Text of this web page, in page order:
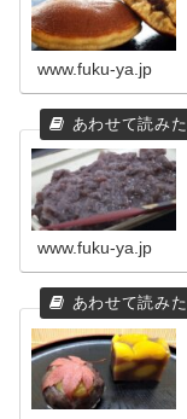
www.fuku-ya.jp
www.fuku-ya.jp